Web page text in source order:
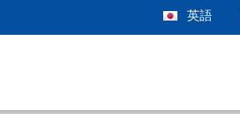
英語